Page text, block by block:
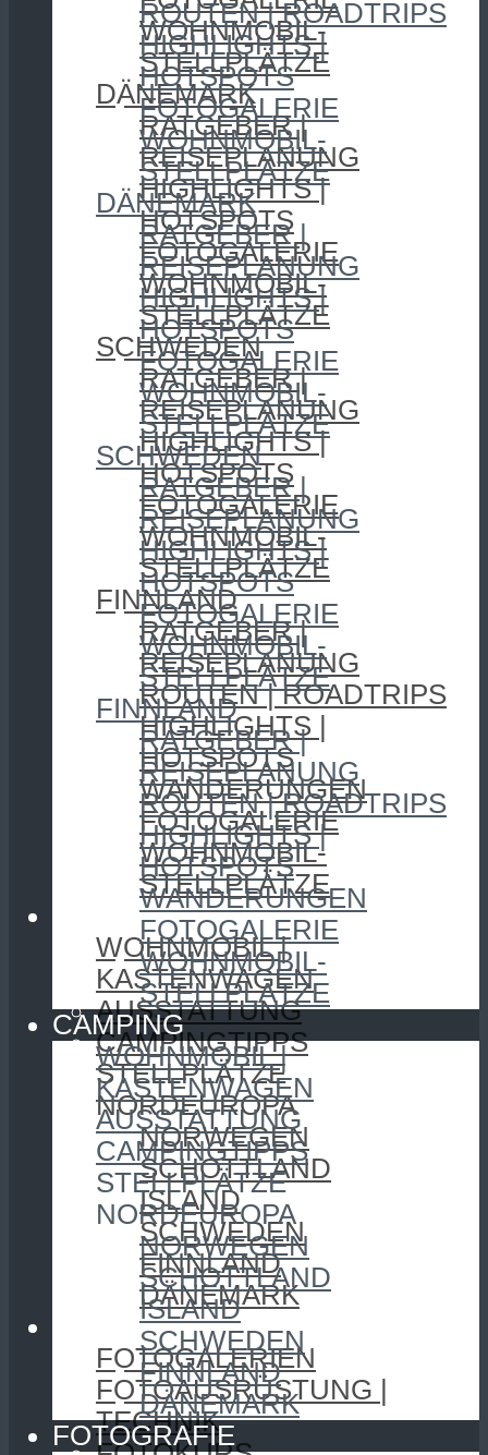
WOHNMOBIL-
STELLPLÄTZE
DÄNEMARK
RATGEBER |
REISEPLANUNG
HIGHLIGHTS |
HOTSPOTS
FOTOGALERIE
WOHNMOBIL-
STELLPLÄTZE
SCHWEDEN
RATGEBER |
REISEPLANUNG
HIGHLIGHTS |
HOTSPOTS
FOTOGALERIE
WOHNMOBIL-
STELLPLÄTZE
FINNLAND
RATGEBER |
REISEPLANUNG
ROUTEN | ROADTRIPS
HIGHLIGHTS |
HOTSPOTS
WANDERUNGEN
FOTOGALERIE
WOHNMOBIL-
STELLPLÄTZE
CAMPING
WOHNMOBIL |
KASTENWAGEN
AUSSTATTUNG
CAMPINGTIPPS
STELLPLÄTZE
NORDEUROPA
NORWEGEN
SCHOTTLAND
ISLAND
SCHWEDEN
FINNLAND
DÄNEMARK
FOTOGRAFIE
FOTOGALERIEN
FOTOAUSRÜSTUNG |
TECHNIK
ROUTEN | ROADTRIPS
HIGHLIGHTS |
HOTSPOTS
FOTOGALERIE
WOHNMOBIL-
STELLPLÄTZE
DÄNEMARK
RATGEBER |
REISEPLANUNG
HIGHLIGHTS |
HOTSPOTS
FOTOGALERIE
WOHNMOBIL-
STELLPLÄTZE
SCHWEDEN
RATGEBER |
REISEPLANUNG
HIGHLIGHTS |
HOTSPOTS
FOTOGALERIE
WOHNMOBIL-
STELLPLÄTZE
FINNLAND
RATGEBER |
REISEPLANUNG
ROUTEN | ROADTRIPS
HIGHLIGHTS |
HOTSPOTS
WANDERUNGEN
FOTOGALERIE
WOHNMOBIL-
STELLPLÄTZE
CAMPING
WOHNMOBIL |
KASTENWAGEN
AUSSTATTUNG
CAMPINGTIPPS
STELLPLÄTZE
NORDEUROPA
NORWEGEN
SCHOTTLAND
ISLAND
SCHWEDEN
FINNLAND
DÄNEMARK
FOTOGRAFIE